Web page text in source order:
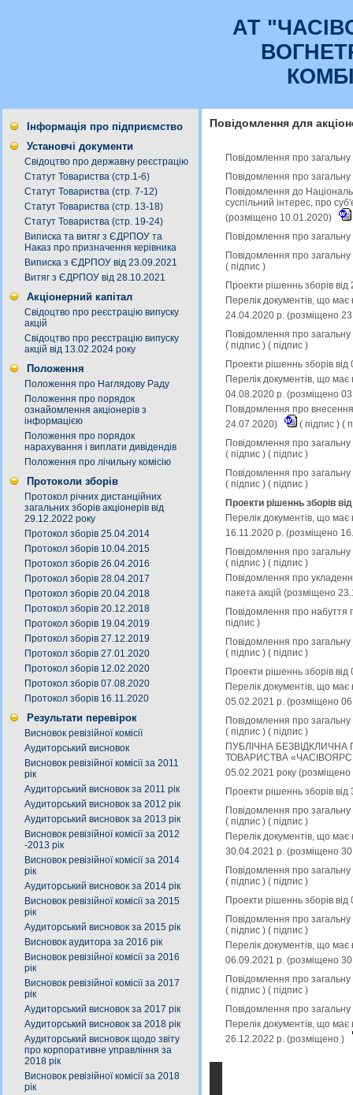
АТ
Інформація про підприємство
Установчі документи
Свідоцтво про державну реєстрацію
Статут Товариства (стр.1-6)
Статут Товариства (стр. 7-12)
Статут Товариства (стр. 13-18)
Статут Товариства (стр. 19-24)
Виписка та витяг з ЄДРПОУ та
Наказ про призначення керівника
Виписка з ЄДРПОУ від 23.09.2021
Витяг з ЄДРПОУ від 28.10.2021
Акціонерний капітал
Свідоцтво про реєстрацію випуску
акцій
Свідоцтво про реєстрацію випуску
акцій від 13.02.2024 року
Положення
Положення про Наглядову Раду
Положення про порядок
ознайомлення акціонерів з
інформацією
Положення про порядок
нарахування і виплати дивідендів
Положення про лічильну комісію
Протоколи зборів
Протокол річних дистанційних
загальних зборів акціонерів від
29.12.2022 року
Протокол зборів 25.04.2014
Протокол зборів 10.04.2015
Протокол зборів 26.04.2016
Протокол зборів 28.04.2017
Протокол зборів 20.04.2018
Протокол зборів 20.12.2018
Протокол зборів 19.04.2019
Протокол зборів 27.12.2019
Протокол зборів 27.01.2020
Протокол зборів 12.02.2020
Протокол зборів 07.08.2020
Протокол зборів 16.11.2020
Результати перевірок
Висновок ревізійної комісії
Аудиторський висновок
Висновок ревізійної комісії за 2011
рік
Аудиторський висновок за 2011 рік
Аудиторський висновок за 2012 рік
Аудиторський висновок за 2013 рік
Висновок ревізійної комісії за 2012
-2013 рік
Висновок ревізійної комісії за 2014
рік
Аудиторський висновок за 2014 рік
Висновок ревізійної комісії за 2015
рік
Аудиторський висновок за 2015 рік
Висновок аудитора за 2016 рік
Висновок ревізійної комісії за 2016
рік
Висновок ревізійної комісії за 2017
рік
Аудиторський висновок за 2017 рік
Аудиторський висновок за 2018 рік
Аудиторський висновок щодо звіту
про корпоративне управління за
2018 рік
Висновок ревізійної комісії за 2018
рік
Повідомлення для
Повідомлення про
Повідомлення про
Повідомлення до
суспільний інтерес, про
(розміщено 10.01.2020)
Повідомлення про загальну
Повідомлення про
( підпис )
Проекти рішеннь зборів
Перелік документів, що має
24.04.2020 р. (розміщено
Повідомлення про
( підпис ) ( підпис )
Проекти рішеннь зборів
Перелік документів, що має
04.08.2020 р. (розміщено
Повідомлення про
24.07.2020)
( підпис ) (
Повідомлення про
( підпис ) ( підпис )
Повідомлення про
( підпис ) ( підпис )
Проекти рішеннь зборів
Перелік документів, що має
16.11.2020 р. (розміщено
Повідомлення про загальну
( підпис ) ( підпис )
Повідомлення про
пакета акцій (розміщено
Повідомлення про набуття
підпис )
Повідомлення про
( підпис ) ( підпис )
Проекти рішеннь зборів
Перелік документів, що має
05.02.2021 р. (розміщено
Повідомлення про
( підпис ) ( підпис )
ПУБЛІЧНА БЕЗВІДКЛИЧНА
ТОВАРИСТВА
05.02.2021 року
Проекти рішеннь зборів
Повідомлення про
( підпис ) ( підпис )
Перелік документів, що має
30.04.2021 р. (розміщено
Повідомлення про
( підпис ) ( підпис )
Проекти рішеннь зборів
Повідомлення про
( підпис ) ( підпис )
Перелік документів, що має
06.09.2021 р. (розміщено
Повідомлення про
( підпис ) ( підпис )
Повідомлення про загальну
Перелік документів, що має
26.12.2022 р. (розміщено )